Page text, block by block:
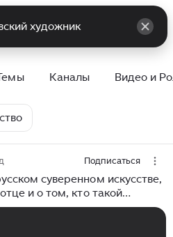
Каналы Видео и
Подписаться
суверенном искусстве,
и о том, кто такой